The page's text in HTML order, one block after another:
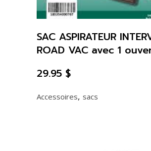
Accessoires, sacs
SAC ASPIRATEUR
ROAD VAC avec 1
29.95 $